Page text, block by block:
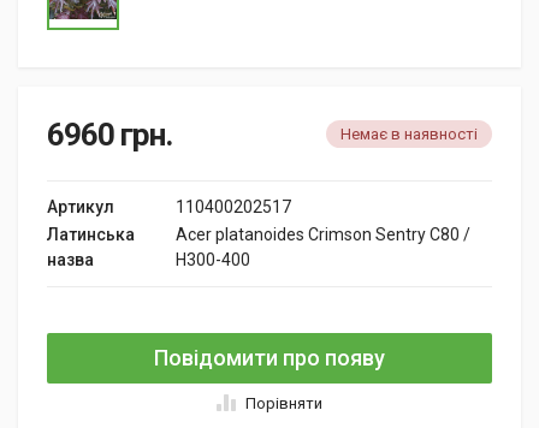
6960 грн. Немає в наявності
Артикул
110400202517
Латинська
назва
Acer platanoides Crimson Sentry C80 /
H300-400
Повідомити про появу
Порівняти